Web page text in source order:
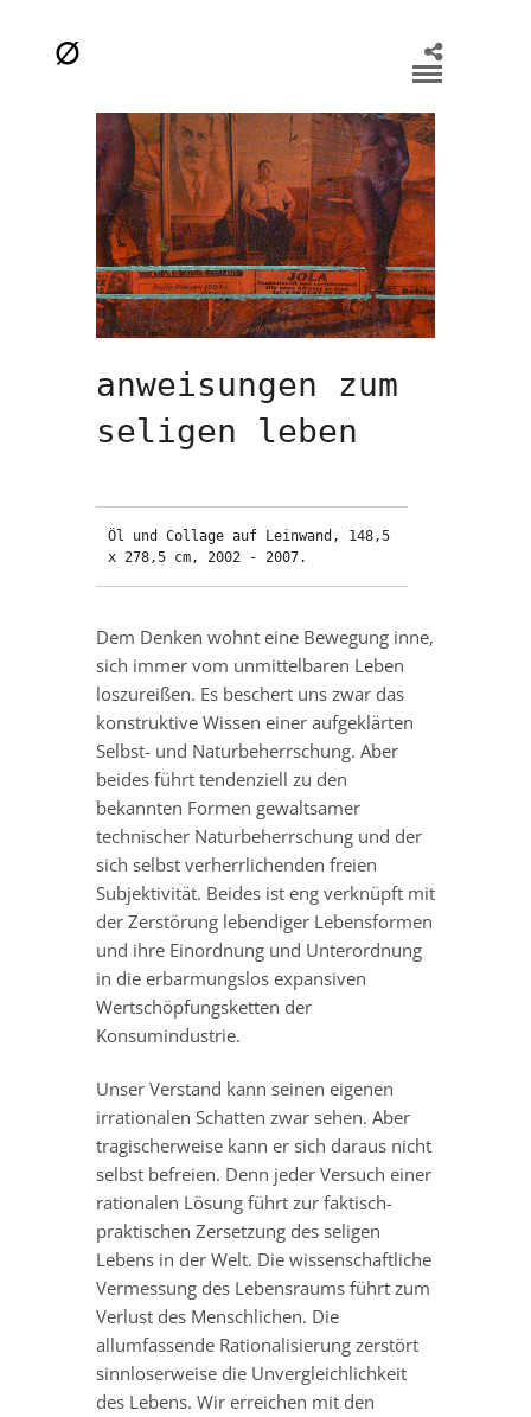
anweisungen zum
seligen leben
Öl und Collage auf Leinwand, 148,5
x 278,5 cm, 2002 - 2007.
Dem Denken wohnt eine Bewegung inne,
sich immer vom unmittelbaren Leben
loszureißen. Es beschert uns zwar das
konstruktive Wissen einer aufgeklärten
Selbst- und Naturbeherrschung. Aber
beides führt tendenziell zu den
bekannten Formen gewaltsamer
technischer Naturbeherrschung und der
sich selbst verherrlichenden freien
Subjektivität. Beides ist eng verknüpft mit
der Zerstörung lebendiger Lebensformen
und ihre Einordnung und Unterordnung
in die erbarmungslos expansiven
Wertschöpfungsketten der
Konsumindustrie.
Unser Verstand kann seinen eigenen
irrationalen Schatten zwar sehen. Aber
tragischerweise kann er sich daraus nicht
selbst befreien. Denn jeder Versuch einer
rationalen Lösung führt zur faktisch-
praktischen Zersetzung des seligen
Lebens in der Welt. Die wissenschaftliche
Vermessung des Lebensraums führt zum
Verlust des Menschlichen. Die
allumfassende Rationalisierung zerstört
sinnloserweise die Unvergleichlichkeit
des Lebens. Wir erreichen mit den